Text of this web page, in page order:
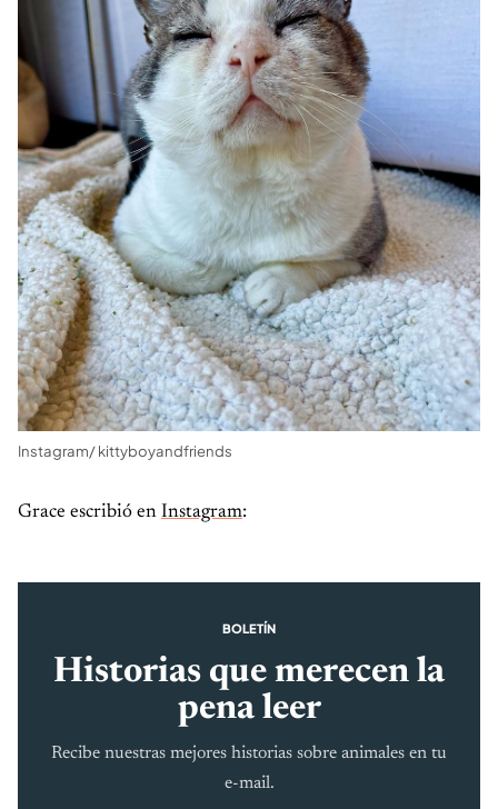
Instagram/ kittyboyandfriends
Grace escribió en Instagram:
BOLETÍN
Historias que merecen la
pena leer
Recibe nuestras mejores historias sobre animales en tu
e-mail.